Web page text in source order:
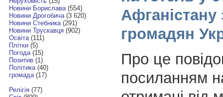
Новини Борислава(554)
Новини Дрогобича(3 620)
Новини Стебника(291)
Новини Трускавця(902)
Освіта(111)
Плітки(5)
Погода(15)
Позитив(1)
Політика(40)
громада(17)
Релігія(77)
Афганістану
громадян
Про це
посиланням